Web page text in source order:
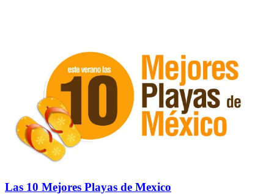
Las 10 Mejores Playas de Mexico